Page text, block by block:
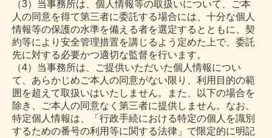
（3）当事務所は、個人情報等の取扱いについて、ご本
人の同意を得て第三者に委託する場合には、十分な個人
情報等の保護の水準を備える者を選定するとともに、契
約等により安全管理措置を講じるよう定めた上で、委託
先に対する必要かつ適切な監督を行います。
（4）当事務所は、ご提供いただいた個人情報につい
て、あらかじめご本人の同意がない限り、利用目的の範
囲を超えて取扱いはいたしません。また、以下の場合を
除き、ご本人の同意なく第三者に提供しません。なお、
特定個人情報は、「行政手続における特定の個人を識別
するための番号の利用等に関する法律」で限定的に明記